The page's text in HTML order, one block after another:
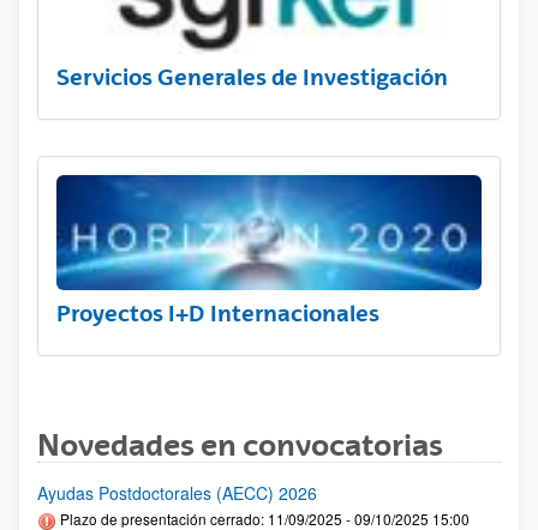
Servicios Generales de Investigación
Proyectos I+D Internacionales
Novedades en convocatorias
Ayudas Postdoctorales (AECC) 2026
Plazo de presentación cerrado: 11/09/2025 - 09/10/2025 15:00